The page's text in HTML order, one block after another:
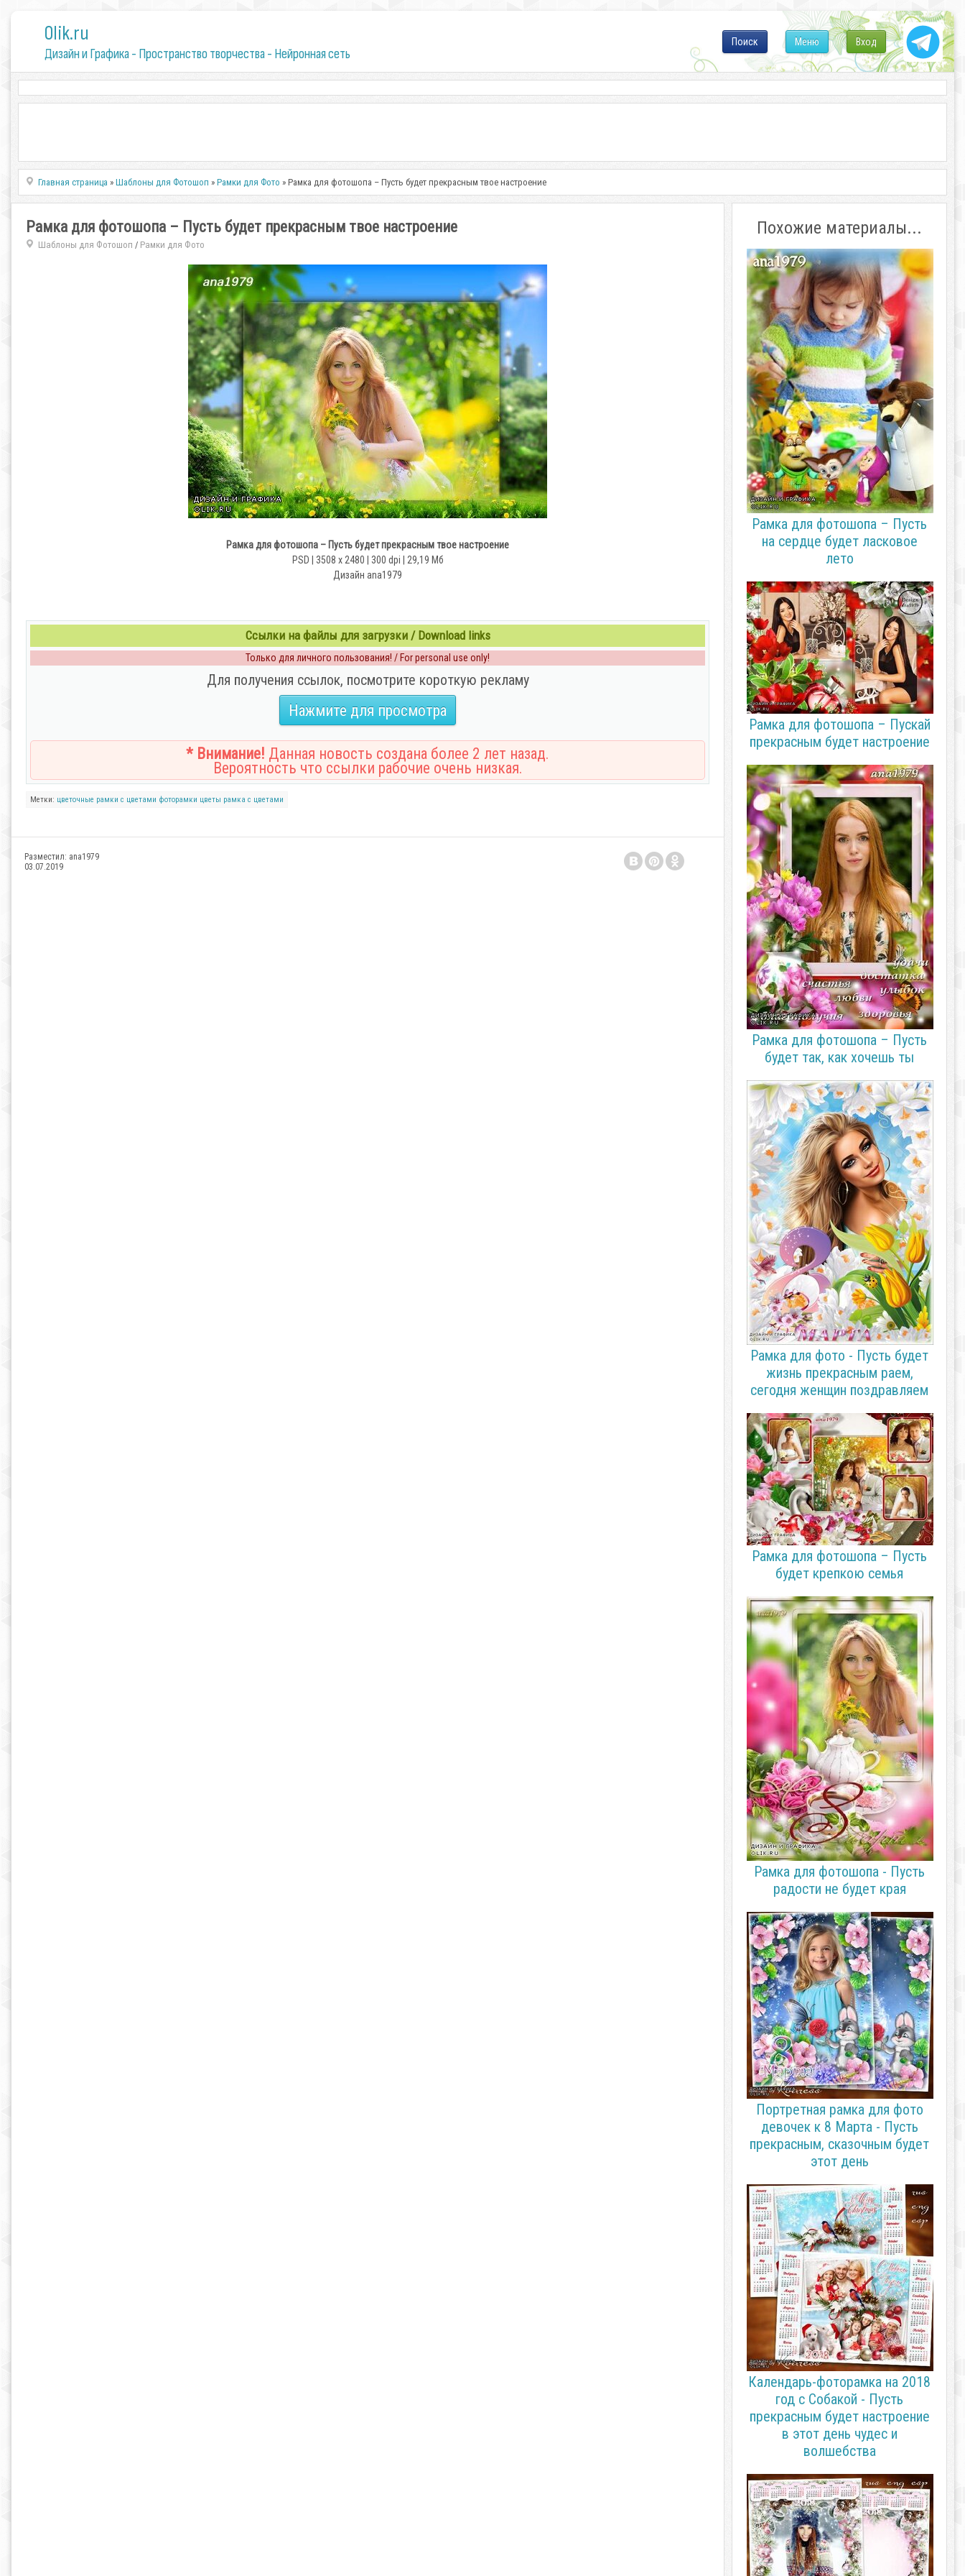
0lik.ru
Дизайн и Графика - Пространство творчества - Нейронная сеть
Вход
Меню
Поиск
Главная страница »Шаблоны для Фотошоп »Рамки для Фото » Рамка для фотошопа – Пусть будет прекрасным твое настроение
Рамка для фотошопа – Пусть будет прекрасным твое настроение
Шаблоны для Фотошоп / Рамки для Фото
Рамка для фотошопа – Пусть будет прекрасным твое настроение
PSD | 3508 x 2480 | 300 dpi | 29,19 Мб
Дизайн аnа1979
Ссылки на файлы для загрузки / Download links
Только для личного пользования! / For personal use only!
Для получения ссылок, посмотрите короткую рекламу
Нажмите для просмотра
* Внимание! Данная новость создана более 2 лет назад.
Вероятность что ссылки рабочие очень низкая.
Метки: цветочные рамки с цветами фоторамки цветы рамка с цветами
Разместил: ana1979
03.07.2019
Похожие материалы...
Рамка для фотошопа – Пусть
на сердце будет ласковое
лето
Рамка для фотошопа – Пускай
прекрасным будет настроение
Рамка для фотошопа – Пусть
будет так, как хочешь ты
Рамка для фото - Пусть будет
жизнь прекрасным раем,
сегодня женщин поздравляем
Рамка для фотошопа – Пусть
будет крепкою семья
Рамка для фотошопа - Пусть
радости не будет края
Портретная рамка для фото
девочек к 8 Марта - Пусть
прекрасным, сказочным будет
этот день
Календарь-фоторамка на 2018
год с Собакой - Пусть
прекрасным будет настроение
в этот день чудес и
волшебства